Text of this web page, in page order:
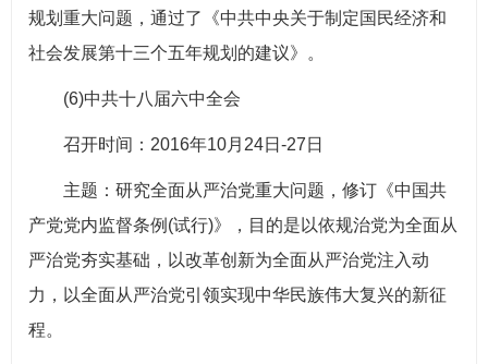
规划重大问题，通过了《中共中央关于制定国民经济和
社会发展第十三个五年规划的建议》。
(6)中共十八届六中全会
召开时间：2016年10月24日-27日
主题：研究全面从严治党重大问题，修订《中国共
产党党内监督条例(试行)》，目的是以依规治党为全面从
严治党夯实基础，以改革创新为全面从严治党注入动
力，以全面从严治党引领实现中华民族伟大复兴的新征
程。